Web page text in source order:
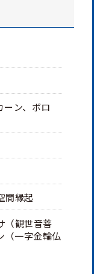
ーン、ボロ
間縁起
（観世音菩
（一字金輪仏